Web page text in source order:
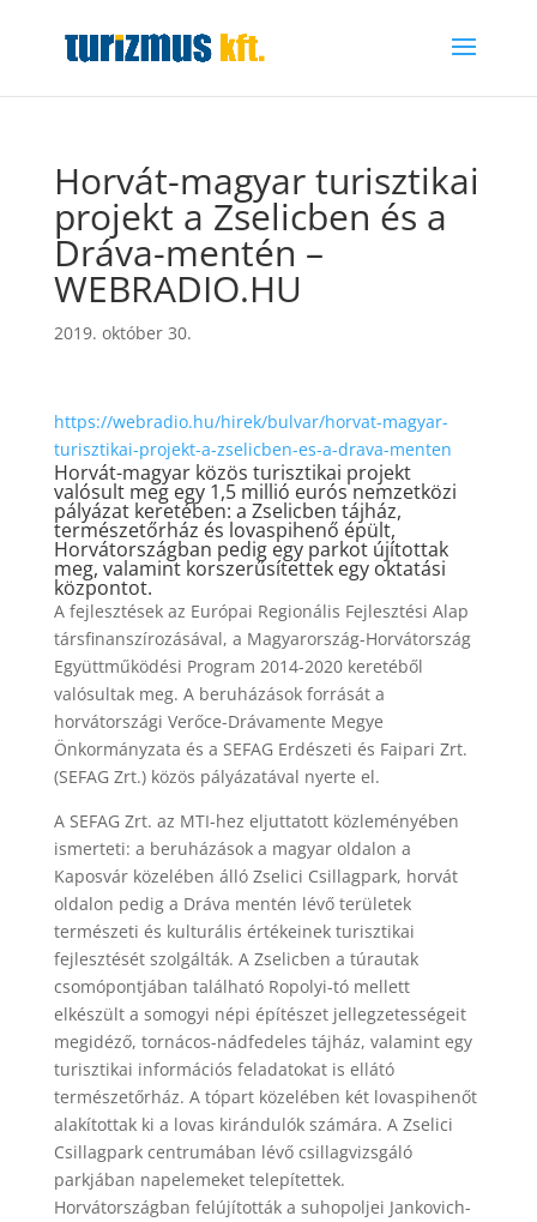
Horvát-magyar turisztikai
projekt a Zselicben és a
Dráva-mentén –
WEBRADIO.HU
2019. október 30.
https://webradio.hu/hirek/bulvar/horvat-magyar-
turisztikai-projekt-a-zselicben-es-a-drava-menten
Horvát-magyar közös turisztikai projekt
valósult meg egy 1,5 millió eurós nemzetközi
pályázat keretében: a Zselicben tájház,
természetőrház és lovaspihenő épült,
Horvátországban pedig egy parkot újítottak
meg, valamint korszerűsítettek egy oktatási
központot.
A fejlesztések az Európai Regionális Fejlesztési Alap
társfinanszírozásával, a Magyarország-Horvátország
Együttműködési Program 2014-2020 keretéből
valósultak meg. A beruházások forrását a
horvátországi Verőce-Drávamente Megye
Önkormányzata és a SEFAG Erdészeti és Faipari Zrt.
(SEFAG Zrt.) közös pályázatával nyerte el.
A SEFAG Zrt. az MTI-hez eljuttatott közleményében
ismerteti: a beruházások a magyar oldalon a
Kaposvár közelében álló Zselici Csillagpark, horvát
oldalon pedig a Dráva mentén lévő területek
természeti és kulturális értékeinek turisztikai
fejlesztését szolgálták. A Zselicben a túrautak
csomópontjában található Ropolyi-tó mellett
elkészült a somogyi népi építészet jellegzetességeit
megidéző, tornácos-nádfedeles tájház, valamint egy
turisztikai információs feladatokat is ellátó
természetőrház. A tópart közelében két lovaspihenőt
alakítottak ki a lovas kirándulók számára. A Zselici
Csillagpark centrumában lévő csillagvizsgáló
parkjában napelemeket telepítettek.
Horvátországban felújították a suhopoljei Jankovich-